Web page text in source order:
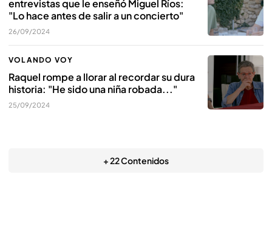
entrevistas que le enseñó Miguel Ríos:
"Lo hace antes de salir a un concierto"
26/09/2024
VOLANDO VOY
Raquel rompe a llorar al recordar su dura
historia: "He sido una niña robada..."
25/09/2024
+ 22 Contenidos